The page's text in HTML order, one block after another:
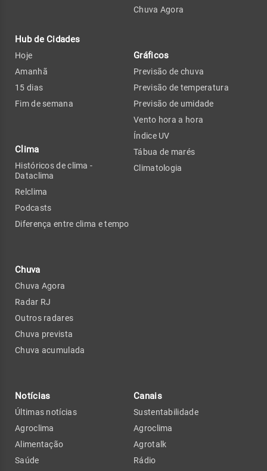
Hub de Cidades
Hoje
Amanhã
15 dias
Fim de semana
Clima
Históricos de clima -
Dataclima
Relclima
Podcasts
Diferença entre clima e tempo
Chuva
Chuva Agora
Radar RJ
Outros radares
Chuva prevista
Chuva acumulada
Chuva Agora
Gráficos
Previsão de chuva
Previsão de temperatura
Previsão de umidade
Vento hora a hora
Índice UV
Tábua de marés
Climatologia
Notícias
Últimas notícias
Agroclima
Alimentação
Saúde
Canais
Sustentabilidade
Agroclima
Agrotalk
Rádio